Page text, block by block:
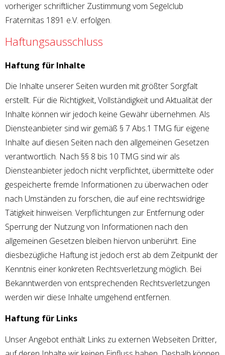
vorheriger schriftlicher Zustimmung vom Segelclub
Fraternitas 1891 e.V. erfolgen.
Haftungsausschluss
Haftung für Inhalte
Die Inhalte unserer Seiten wurden mit größter Sorgfalt
erstellt. Für die Richtigkeit, Vollständigkeit und Aktualität der
Inhalte können wir jedoch keine Gewähr übernehmen. Als
Diensteanbieter sind wir gemäß § 7 Abs.1 TMG für eigene
Inhalte auf diesen Seiten nach den allgemeinen Gesetzen
verantwortlich. Nach §§ 8 bis 10 TMG sind wir als
Diensteanbieter jedoch nicht verpflichtet, übermittelte oder
gespeicherte fremde Informationen zu überwachen oder
nach Umständen zu forschen, die auf eine rechtswidrige
Tätigkeit hinweisen. Verpflichtungen zur Entfernung oder
Sperrung der Nutzung von Informationen nach den
allgemeinen Gesetzen bleiben hiervon unberührt. Eine
diesbezügliche Haftung ist jedoch erst ab dem Zeitpunkt der
Kenntnis einer konkreten Rechtsverletzung möglich. Bei
Bekanntwerden von entsprechenden Rechtsverletzungen
werden wir diese Inhalte umgehend entfernen.
Haftung für Links
Unser Angebot enthält Links zu externen Webseiten Dritter,